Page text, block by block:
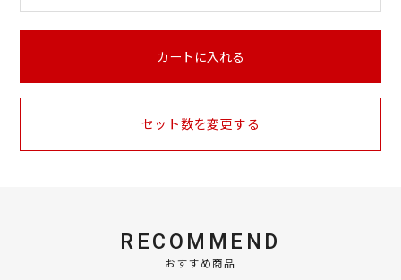
カートに入れる
セット数を変更する
RECOMMEND
おすすめ商品